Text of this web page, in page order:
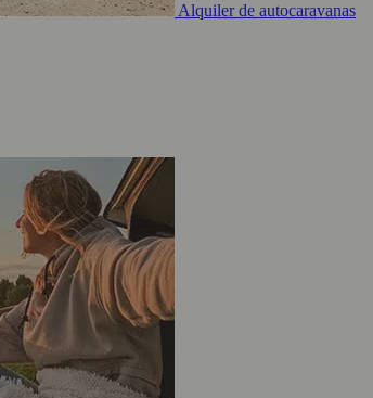
Alquiler de autocaravanas